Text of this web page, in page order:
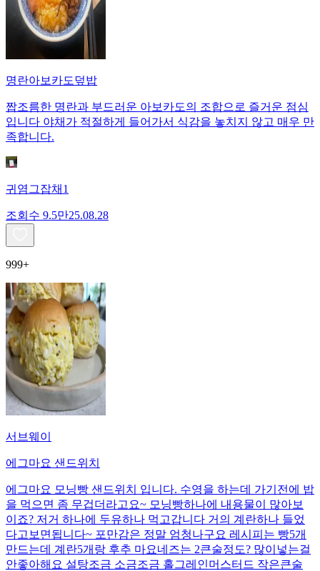
명란아보카도덮밥
짭조름한 명란과 부드러운 아보카도의 조합으로 즐거운 점심
입니다 야채가 적절하게 들어가서 식감을 놓치지 않고 매우 만
족합니다.
귀염그잡채1
조회수 9.5만25.08.28
999+
서브웨이
에그마요 샌드위치
에그마요 모닝빵 샌드위치 입니다. 수영을 하는데 가기전에 밥
을 먹으면 좀 무겁더라고요~ 모닝빵하나에 내용물이 많아보
이죠? 저거 하나에 두유하나 먹고갑니다 거의 계란하나 들었
다고보면됩니다~ 포만감은 정말 엄청나구요 레시피는 빵5개
만드는데 계란5개랑 후추 마요네즈는 2큰술정도? 많이넣는걸
안좋아해요 설탕조금 소금조금 홀그레인머스터드 작은큰술